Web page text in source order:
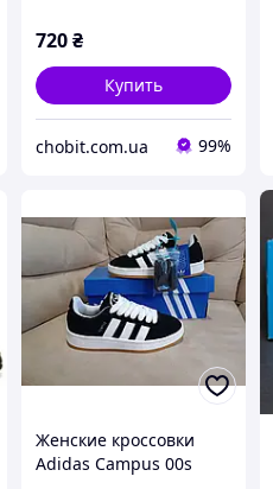
720₴
Купить
chobit.com.ua 99%
Женские кроссовки
Adidas Campus 00s